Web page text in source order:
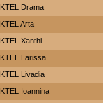
KTEL Drama
KTEL Arta
KTEL Xanthi
KTEL Larissa
KTEL Livadia
KTEL Ioannina